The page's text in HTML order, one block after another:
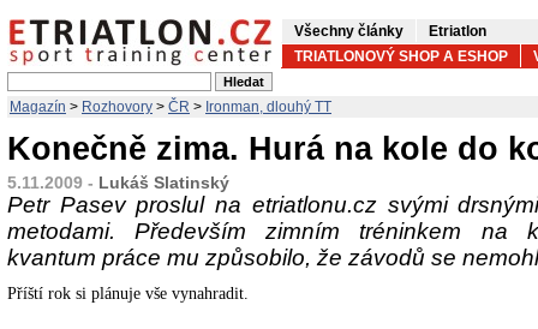
Všechny články
Etriatlon
TRIATLONOVÝ SHOP A ESHOP
Magazín > Rozhovory > ČR > Ironman, dlouhý TT
Konečně zima. Hurá na kole do
5.11.2009 - Lukáš Slatinský
Petr Pasev proslul na etriatlonu.cz svými
metodami. Především zimním tréninkem na
kvantum práce mu způsobilo, že závodů se
Příští rok si plánuje vše vynahradit.